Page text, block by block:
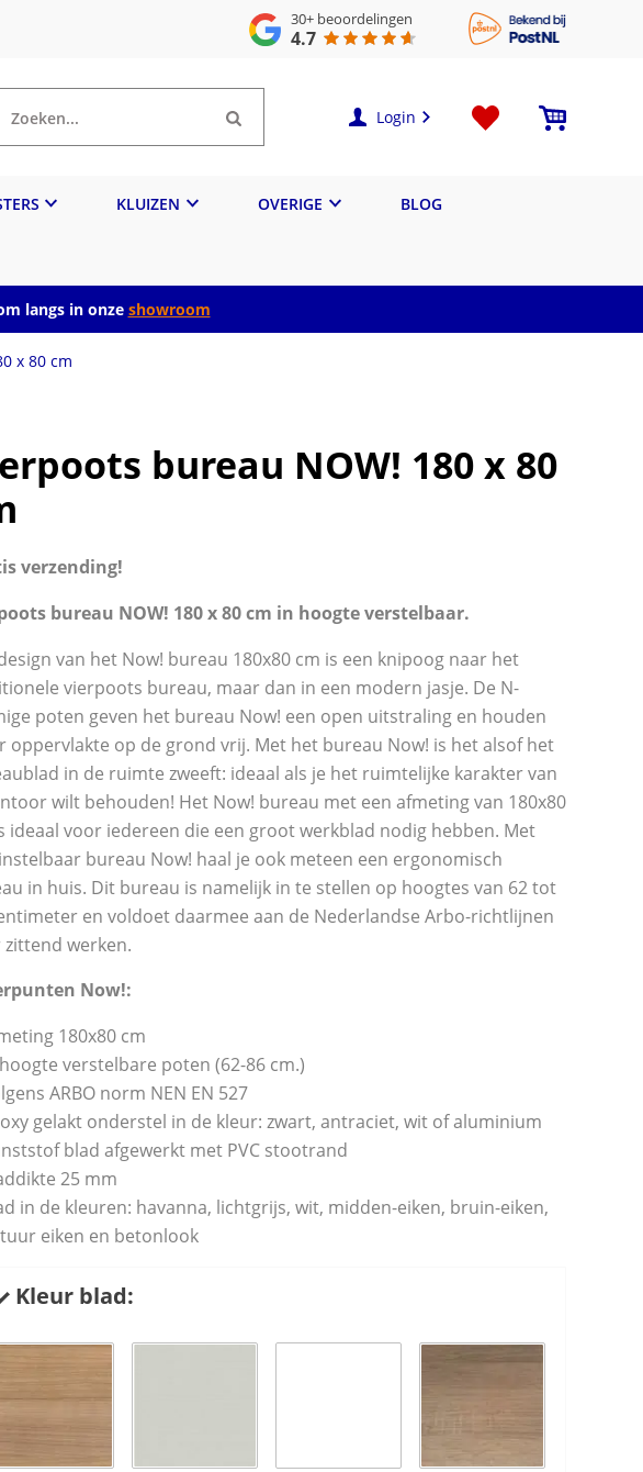
30+ beoordelingen
4.7
Zoeken... Login
KLUIZEN OVERIGE BLOG
langs in onze showroom
x 80 cm
bureau NOW! 180 x 80
verzending!
bureau NOW! 180 x 80 cm in hoogte verstelbaar.
van het Now! bureau 180x80 cm is een knipoog naar het
vierpoots bureau, maar dan in een modern jasje. De N-
poten geven het bureau Now! een open uitstraling en houden
oppervlakte op de grond vrij. Met het bureau Now! is het alsof het
in de ruimte zweeft: ideaal als je het ruimtelijke karakter van
wilt behouden! Het Now! bureau met een afmeting van 180x80
ideaal voor iedereen die een groot werkblad nodig hebben. Met
bureau Now! haal je ook meteen een ergonomisch
in huis. Dit bureau is namelijk in te stellen op hoogtes van 62 tot
en voldoet daarmee aan de Nederlandse Arbo-richtlijnen
werken.
Now!:
180x80 cm
verstelbare poten (62-86 cm.)
ARBO norm NEN EN 527
gelakt onderstel in de kleur: zwart, antraciet, wit of aluminium
blad afgewerkt met PVC stootrand
25 mm
in de kleuren: havanna, lichtgrijs, wit, midden-eiken, bruin-eiken,
eiken en betonlook
Kleur blad: